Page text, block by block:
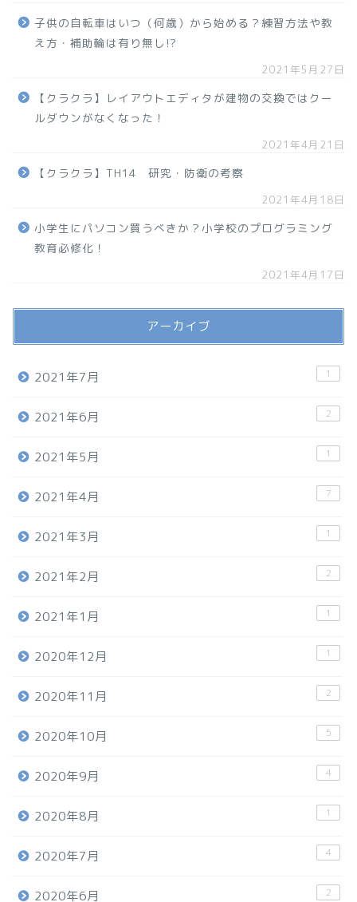
子供の自転車はいつ（何歳）から始める？練習方法や教
え方・補助輪は有り無し!?
2021年5月27日
【クラクラ】レイアウトエディタが建物の交換ではクー
ルダウンがなくなった！
2021年4月21日
【クラクラ】TH14 研究・防衛の考察
2021年4月18日
小学生にパソコン買うべきか？小学校のプログラミング
教育必修化！
2021年4月17日
アーカイブ
2021年7月 1
2021年6月 2
2021年5月 1
2021年4月 7
2021年3月 1
2021年2月 2
2021年1月 1
2020年12月 1
2020年11月 2
2020年10月 5
2020年9月 4
2020年8月 1
2020年7月 4
2020年6月 2